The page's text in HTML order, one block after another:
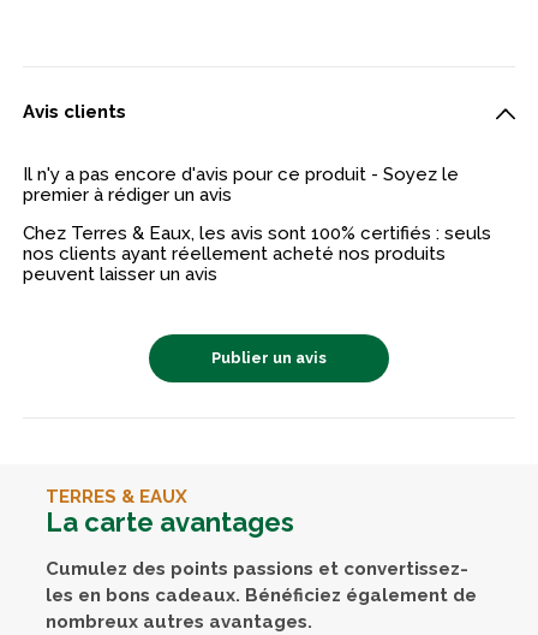
Avis clients
Il n'y a pas encore d'avis pour ce produit - Soyez le
premier à rédiger un avis
Chez Terres & Eaux, les avis sont 100% certifiés : seuls
nos clients ayant réellement acheté nos produits
peuvent laisser un avis
Publier un avis
TERRES & EAUX
La carte avantages
Cumulez des points passions et convertissez-
les en bons cadeaux. Bénéficiez également de
nombreux autres avantages.